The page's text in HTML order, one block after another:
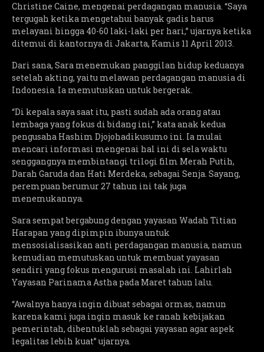
Christine Caine, mengenai perdagangan manusia. “Saya
tergugah ketika mengetahui banyak gadis harus
melayani hingga 40-60 laki-laki per hari,” ujarnya ketika
ditemui di kantornya di Jakarta, Kamis 11 April 2013.
Dari sana, Sara menemukan panggilan hidup keduanya
setelah akting, yaitu melawan perdagangan manusia di
Indonesia. Ia memutuskan untuk bergerak.
“Di kepala saya saat itu, pasti sudah ada orang atau
lembaga yang fokus di bidang ini,” kata anak kedua
pengusaha Hashim Djojohadikusumo ini. Ia mulai
mencari informasi mengenai hal ini di sela waktu
senggangnya membintangi trilogi film Merah Putih,
Darah Garuda dan Hati Merdeka, sebagai Senja. Sayang,
perempuan berumur 27 tahun ini tak juga
menemukannya.
Sara sempat bergabung dengan yayasan Wadah Titian
Harapan yang dipimpin ibunya untuk
mensosialisasikan anti perdagangan manusia, namun
kemudian memutuskan untuk membuat yayasan
sendiri yang fokus mengurusi masalah ini. Lahirlah
Yayasan Parinama Astha pada Maret tahun lalu.
“Awalnya hanya ingin dibuat sebagai ormas, namun
karena kami juga ingin masuk ke ranah kebijakan
pemerintah, dibentuklah sebagai yayasan agar aspek
legalitas lebih kuat” ujarnya.